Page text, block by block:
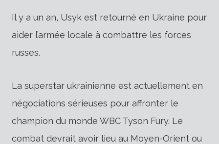
Il y a un an, Usyk est retourné en Ukraine pour
aider l’armée locale à combattre les forces
russes.
La superstar ukrainienne est actuellement en
négociations sérieuses pour affronter le
champion du monde WBC Tyson Fury. Le
combat devrait avoir lieu au Moyen-Orient ou